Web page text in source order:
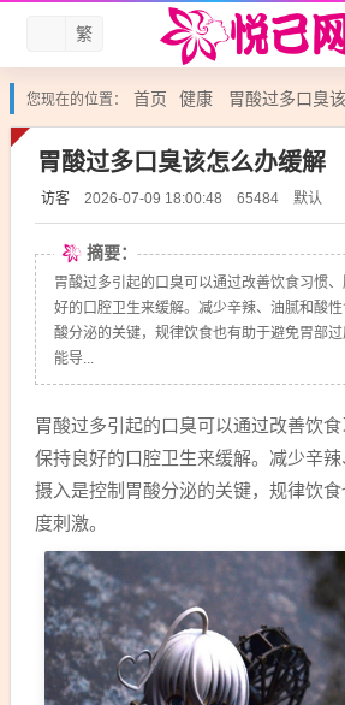
繁
您现在的位置： 首页 健康 胃酸过多口臭
胃酸过多口臭该怎么办缓解
访客 2026-07-09 18:00:48 65484 默认
摘要：
胃酸过多引起的口臭可以通过改善饮食习惯
好的口腔卫生来缓解。减少辛辣、油腻和酸
酸分泌的关键，规律饮食也有助于避免胃部过
能导...
胃酸过多引起的口臭可以通过改善饮
保持良好的口腔卫生来缓解。减少辛
摄入是控制胃酸分泌的关键，规律饮
度刺激。